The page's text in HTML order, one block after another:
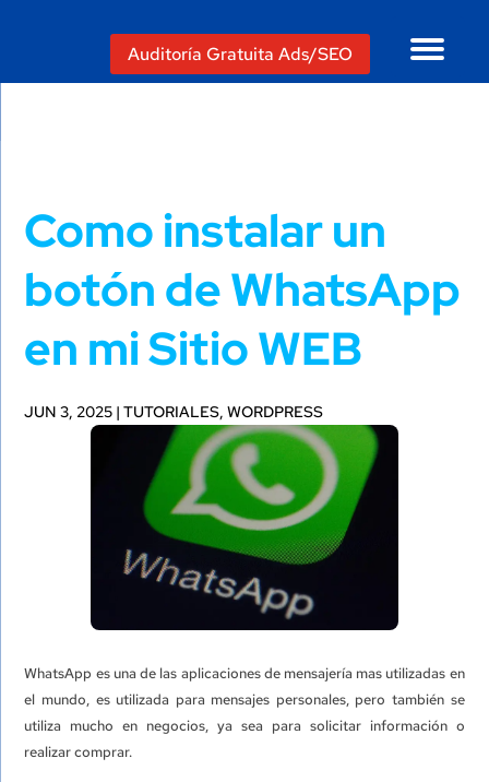
Auditoría Gratuita Ads/SEO
Como instalar un
botón de WhatsApp
en mi Sitio WEB
JUN 3, 2025 |TUTORIALES,WORDPRESS
WhatsApp es una de las aplicaciones de mensajería mas utilizadas en
el mundo, es utilizada para mensajes personales, pero también se
utiliza mucho en negocios, ya sea para solicitar información o
realizar comprar.